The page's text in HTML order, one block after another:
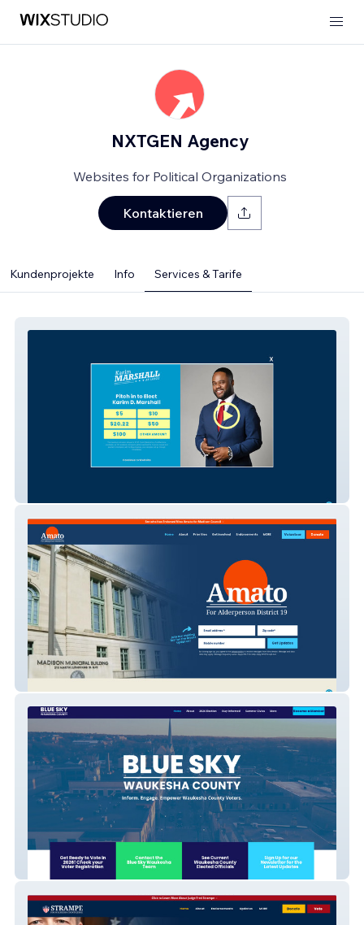
NXTGEN Agency
Websites for Political Organizations
Kontaktieren
Kundenprojekte Info Services & Tarife
Nino Amato for Madison
Blue Sky Waukesha (501c4)